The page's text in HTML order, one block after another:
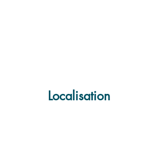
Localisation